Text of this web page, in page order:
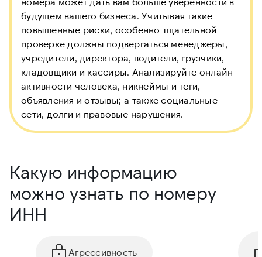
будущем вашего бизнеса. Учитывая такие
повышенные риски, особенно тщательной
проверке должны подвергаться менеджеры,
учредители, директора, водители, грузчики,
кладовщики и кассиры. Анализируйте онлайн-
активности человека, никнеймы и теги,
объявления и отзывы; а также социальные
сети, долги и правовые нарушения.
Какую информацию
можно узнать по номеру
ИНН
Агрессивность